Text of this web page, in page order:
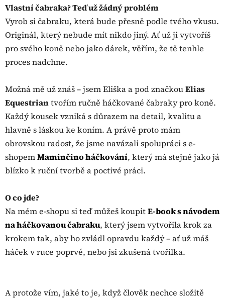
Vlastní čabraka? Teď už žádný problém
Vyrob si čabraku, která bude přesně podle tvého vkusu.
Originál, který nebude mít nikdo jiný. Ať už ji vytvoříš
pro svého koně nebo jako dárek, věřím, že tě tenhle
proces nadchne.
Možná mě už znáš – jsem Eliška a pod značkouElias
Equestriantvořím ručně háčkované čabraky pro koně.
Každý kousek vzniká s důrazem na detail, kvalitu a
hlavně s láskou ke koním. A právě proto mám
obrovskou radost, že jsme navázali spolupráci s e-
shopemMaminčino háčkování, který má stejně jako já
blízko k ruční tvorbě a poctivé práci.
O co jde?
Na mém e-shopu si teď můžeš koupitE-book s návodem
na háčkovanou čabraku, který jsem vytvořila krok za
krokem tak, aby ho zvládl opravdu každý – ať už máš
háček v ruce poprvé, nebo jsi zkušená tvořilka.
A protože vím, jaké to je, když člověk nechce složitě